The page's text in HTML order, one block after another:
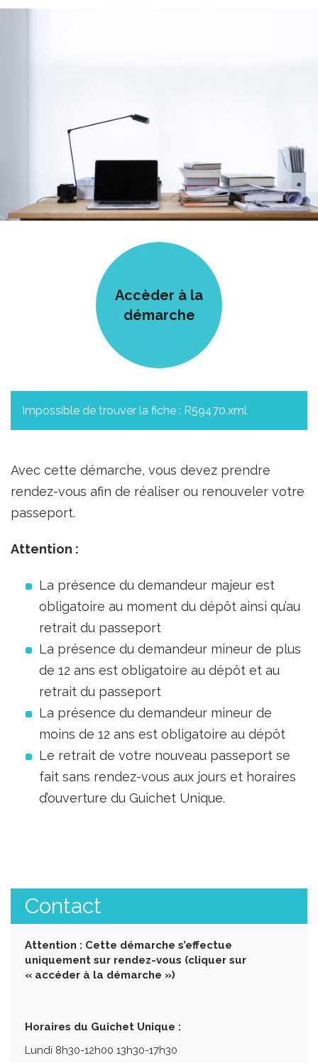
Accèder à la
démarche
Impossible de trouver la fiche : R59470.xml
Avec cette démarche, vous devez prendre
rendez-vous afin de réaliser ou renouveler votre
passeport.
Attention :
La présence du demandeur majeur est
obligatoire au moment du dépôt ainsi qu’au
retrait du passeport
La présence du demandeur mineur de plus
de 12 ans est obligatoire au dépôt et au
retrait du passeport
La présence du demandeur mineur de
moins de 12 ans est obligatoire au dépôt
Le retrait de votre nouveau passeport se
fait sans rendez-vous aux jours et horaires
d’ouverture du Guichet Unique.
Contact
Attention : Cette démarche s’effectue
uniquement sur rendez-vous (cliquer sur
« accéder à la démarche »)
Horaires du Guichet Unique :
Lundi 8h30-12h00 13h30-17h30